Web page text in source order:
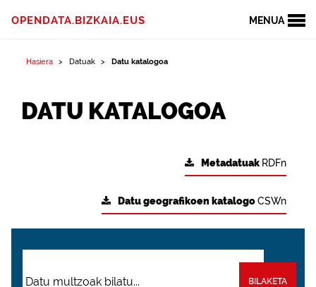
MENUA
OPENDATA.BIZKAIA.EUS
Hasiera Datuak Datu katalogoa
DATU KATALOGOA
Metadatuak RDFn
Datu geografikoen katalogoCSWn
BILAKETA